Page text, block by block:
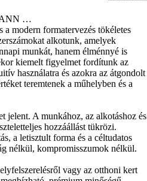
…
modern formatervezés tökéletes
alkotunk, amelyek
munkát, hanem élménnyé is
kiemelt figyelmet fordítunk az
használatra és azokra az átgondolt
teremtenek a műhelyben és a
A munkához, az alkotáshoz és
hozzáállást tükrözi.
a letisztult forma és a céltudatos
nélkül, kompromisszumok nélkül.
vagy az otthoni kert